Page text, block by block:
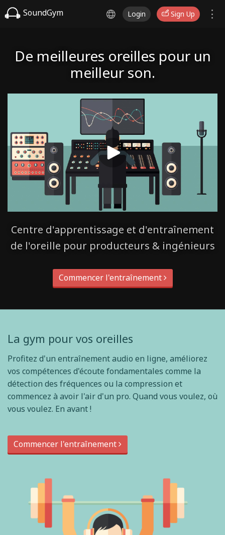
SoundGym Login Sign Up
De meilleures oreilles pour un
meilleur son.
Centre d'apprentissage et d'entraînement
de l'oreille pour producteurs & ingénieurs
Commencer l'entraînement
La gym pour vos oreilles
Profitez d'un entraînement audio en ligne, améliorez
vos compétences d'écoute fondamentales comme la
détection des fréquences ou la compression et
commencez à avoir l'air d'un pro. Quand vous voulez, où
vous voulez. En avant !
Commencer l'entraînement